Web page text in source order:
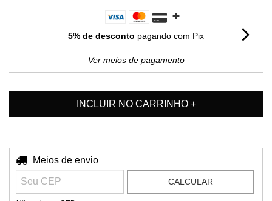
5% de desconto pagando com Pix
Ver meios de pagamento
Entregas para o CEP:
Meios de envio
CALCULAR